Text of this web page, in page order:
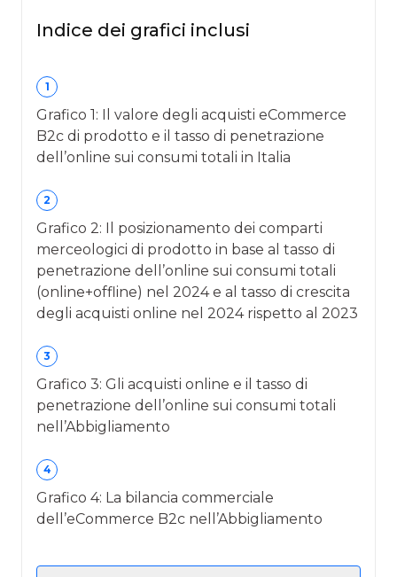
Indice dei grafici inclusi
1
Grafico 1: Il valore degli acquisti eCommerce
B2c di prodotto e il tasso di penetrazione
dell’online sui consumi totali in Italia
2
Grafico 2: Il posizionamento dei comparti
merceologici di prodotto in base al tasso di
penetrazione dell’online sui consumi totali
(online+offline) nel 2024 e al tasso di crescita
degli acquisti online nel 2024 rispetto al 2023
3
Grafico 3: Gli acquisti online e il tasso di
penetrazione dell’online sui consumi totali
nell’Abbigliamento
4
Grafico 4: La bilancia commerciale
dell’eCommerce B2c nell’Abbigliamento